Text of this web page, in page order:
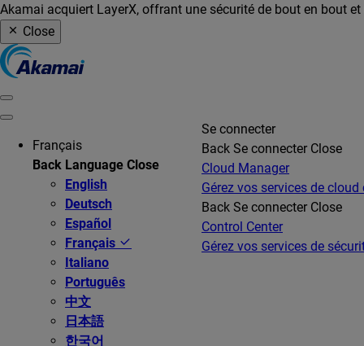
Akamai acquiert LayerX, offrant une sécurité de bout en bout
Close
Français
Back Language Close
English
Deutsch
Español
Français
Italiano
Português
中文
日本語
한국어
Se connecter
Back Se connecter Close
Cloud Manager
Gérez vos services de
Back Se connecter Close
Control Center
Gérez vos services de